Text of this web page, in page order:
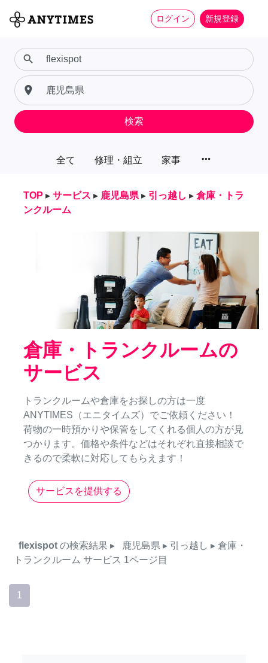
ログイン 新規登録
全て 修理・組立 家事 more_horiz
search
place
検索
TOP ▸ サービス ▸ 鹿児島県 ▸ 引っ越し ▸ 倉庫・トラ
ンクルーム
倉庫・トランクルームの
サービス
トランクルームや倉庫をお探しの方は一度
ANYTIMES（エニタイムズ）でご依頼ください！
荷物の一時預かりや保管をしてくれる個人の方が見
つかります。価格や条件などはそれぞれ直接相談で
きるので柔軟に対応してもらえます！
サービスを提供する
flexispot の検索結果 ▸ 鹿児島県 ▸ 引っ越し ▸ 倉庫・
トランクルーム サービス 1ページ目
1